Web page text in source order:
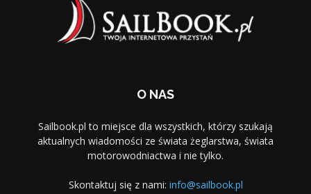
O NAS
Sailbook.pl to miejsce dla wszystkich, którzy szukają
aktualnych wiadomości ze świata żeglarstwa, świata
motorowodniactwa i nie tylko.
Skontaktuj się z nami: info@sailbook.pl